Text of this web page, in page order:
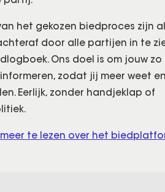
het gekozen biedproces zijn
door alle partijen in te
Ons doel is om jouw zo
zodat jij meer weet
Eerlijk, zonder handjeklap of
meer te lezen over het